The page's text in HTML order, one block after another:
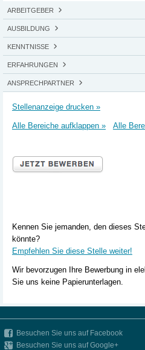
ARBEITGEBER
AUSBILDUNG
KENNTNISSE
ERFAHRUNGEN
ANSPRECHPARTNER
Stellenanzeige drucken »
Alle Bereiche aufklappen » Alle
Kennen Sie jemanden, den dieses
könnte?
Empfehlen Sie diese Stelle weiter!
Wir bevorzugen Ihre Bewerbung in
Sie uns keine Papierunterlagen.
Besuchen Sie uns auf Facebook
Besuchen Sie uns auf Google+